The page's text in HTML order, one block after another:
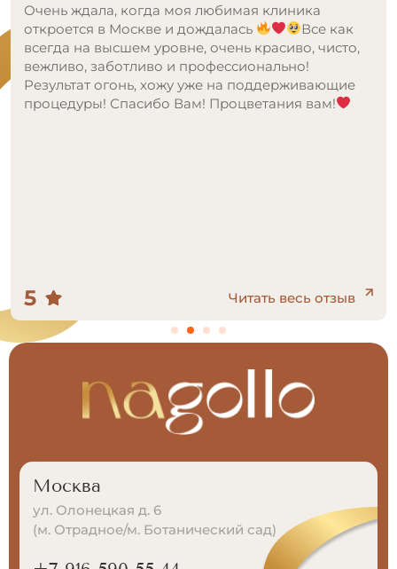
Недавно посетила данный центр лазерной
эпиляции и осталась в полном восторге от
качества проведённой процедуры и атмосферы
внутри. На входе меня встретила очень
доброжелательный администратор, предложила
мне кофе, пока я заполняла анкету. Процедура
5 Читать весь отзыв
Москва
ул. Олонецкая д. 6
(м. Отрадное/м. Ботанический сад)